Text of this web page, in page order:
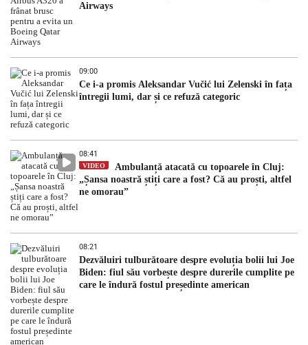
Airways
09:00
Ce i-a promis Aleksandar Vučić lui Zelenski în fața
întregii lumi, dar și ce refuză categoric
08:41
VIDEO
Ambulanță atacată cu topoarele în Cluj:
„Șansa noastră știți care a fost? Că au proști, altfel
ne omorau”
08:21
Dezvăluiri tulburătoare despre evoluția bolii lui Joe
Biden: fiul său vorbește despre durerile cumplite pe
care le îndură fostul președinte american